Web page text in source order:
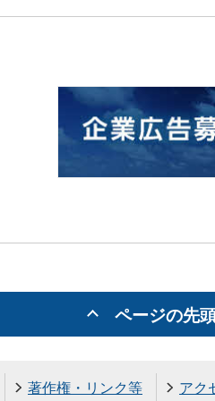
ページの先
著作権・リンク等 アク